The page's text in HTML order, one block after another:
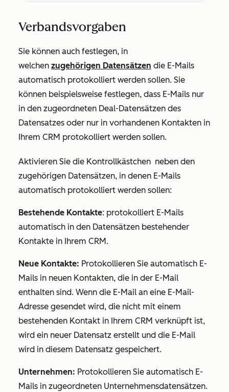
Verbandsvorgaben
Sie können auch festlegen, in
welchen zugehörigen Datensätzen die E-Mails
automatisch protokolliert werden sollen. Sie
können beispielsweise festlegen, dass E-Mails nur
in den zugeordneten Deal-Datensätzen des
Datensatzes oder nur in vorhandenen Kontakten in
Ihrem CRM protokolliert werden sollen.
Aktivieren Sie die Kontrollkästchen neben den
zugehörigen Datensätzen, in denen E-Mails
automatisch protokolliert werden sollen:
Bestehende Kontakte: protokolliert E-Mails
automatisch in den Datensätzen bestehender
Kontakte in Ihrem CRM.
Neue Kontakte: Protokollieren Sie automatisch E-
Mails in neuen Kontakten, die in der E-Mail
enthalten sind. Wenn die E-Mail an eine E-Mail-
Adresse gesendet wird, die nicht mit einem
bestehenden Kontakt in Ihrem CRM verknüpft ist,
wird ein neuer Datensatz erstellt und die E-Mail
wird in diesem Datensatz gespeichert.
Unternehmen: Protokollieren Sie automatisch E-
Mails in zugeordneten Unternehmensdatensätzen.